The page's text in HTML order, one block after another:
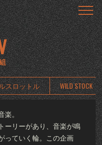
とは
報
スロットル WILD STOCK
楽。
ーリーがあり、音楽が鳴
っていく輪。この企画